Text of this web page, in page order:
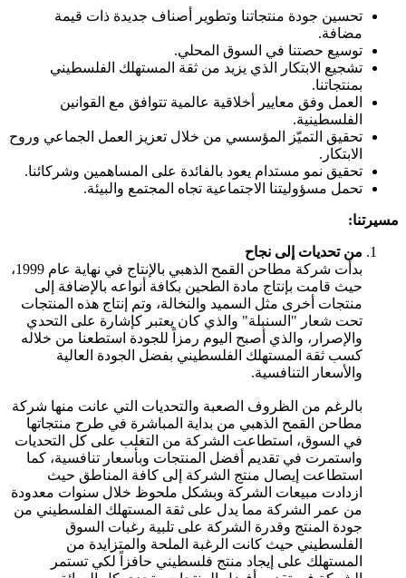
تحسين جودة منتجاتنا وتطوير أصناف جديدة ذات قيمة
مضافة.
توسيع حصتنا في السوق المحلي.
تشجيع الابتكار الذي يزيد من ثقة المستهلك الفلسطيني
بمنتجاتنا.
العمل وفق معايير أخلاقية عالمية تتوافق مع القوانين
الفلسطينية.
تحقيق التميّز المؤسسي من خلال تعزيز العمل الجماعي وروح
الابتكار.
تحقيق نمو مستدام يعود بالفائدة على المساهمين وشركائنا.
تحمل مسؤوليتنا الاجتماعية تجاه المجتمع والبيئة.
مسيرتنا:
من تحديات إلى نجاح
بدأت شركة مطاحن القمح الذهبي بالإنتاج في نهاية عام 1999،
حيث قامت بإنتاج مادة الطحين بكافة أنواعه بالإضافة إلى
منتجات أخرى مثل السميد والنخالة، وتم إنتاج هذه المنتجات
تحت شعار "السنبلة" والذي كان يعتبر كإشارة على التحدي
والإصرار، والذي أصبح اليوم رمزاً للجودة استطعنا من خلاله
كسب ثقة المستهلك الفلسطيني بفضل الجودة العالية
والأسعار التنافسية.
بالرغم من الظروف الصعبة والتحديات التي عانت منها شركة
مطاحن القمح الذهبي من بداية المباشرة في طرح منتجاتها
في السوق، استطاعت الشركة من التغلب على كل التحديات
واستمرت في تقديم أفضل المنتجات وبأسعار تنافسية، كما
استطاعت إيصال منتج الشركة إلى كافة المناطق حيث
ازدادت مبيعات الشركة وبشكل ملحوظ خلال سنوات معدودة
من عمر الشركة مما يدل على ثقة المستهلك الفلسطيني من
جودة المنتج وقدرة الشركة على تلبية رغبات السوق
الفلسطيني حيث كانت الرغبة الملحة والمتزايدة من
المستهلك على إيجاد منتج فلسطيني حافزاً لكي تستمر